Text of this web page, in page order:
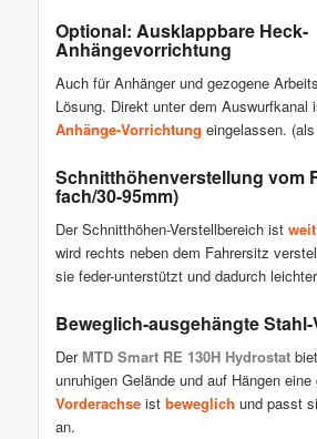
Optional: Ausklappbare Heck-
Anhängevorrichtung
Auch für Anhänger und gezogene
Lösung. Direkt unter dem Auswurfkanal
Anhänge-Vorrichtung eingelassen.
Schnitthöhenverstellung vom
fach/30-95mm)
Der Schnitthöhen-Verstellbereich ist
wird rechts neben dem Fahrersitz
sie feder-unterstützt und dadurch
Beweglich-ausgehängte
Der MTD Smart RE 130H Hydrostat
unruhigen Gelände und auf Hängen
Vorderachseist beweglich und passt
an.